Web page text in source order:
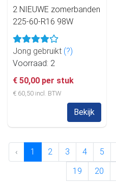
2 NIEUWE zomerbanden
225-60-R16 98W
Jong gebruikt (?)
Voorraad: 2
€ 50,00 per stuk
€ 60,50 incl. BTW
Bekijk
‹ 1 2 3 4 5
19
20